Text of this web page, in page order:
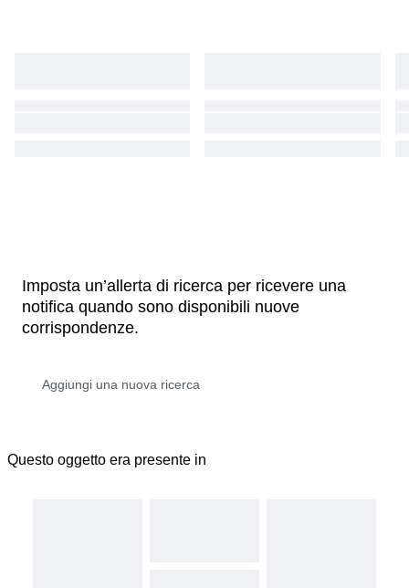
Imposta un’allerta di ricerca per ricevere una
notifica quando sono disponibili nuove
corrispondenze.
Questo oggetto era presente in